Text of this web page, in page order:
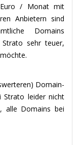
/ Monat mit
Anbietern sind
Domains
sehr teuer,
Domain-
Strato leider nicht
alle Domains bei